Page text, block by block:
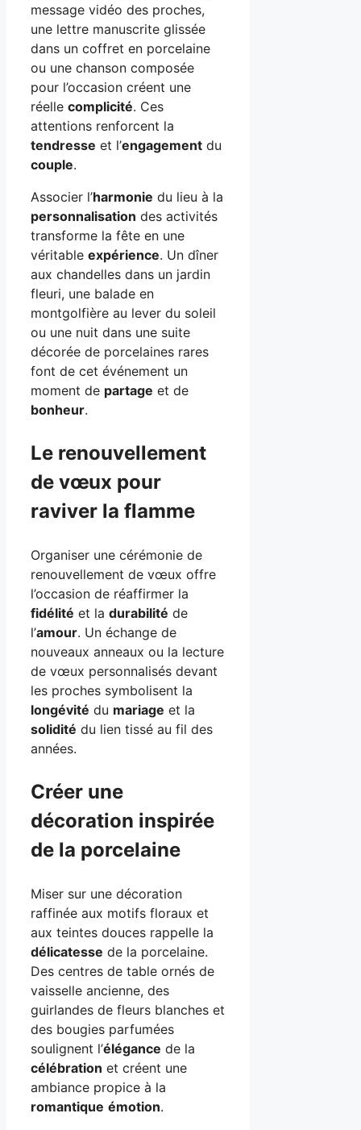
message vidéo des proches,
une lettre manuscrite glissée
dans un coffret en porcelaine
ou une chanson composée
pour l’occasion créent une
réelle complicité. Ces
attentions renforcent la
tendresse et l’engagement du
couple.
Associer l’harmonie du lieu à la
personnalisation des activités
transforme la fête en une
véritable expérience. Un dîner
aux chandelles dans un jardin
fleuri, une balade en
montgolfière au lever du soleil
ou une nuit dans une suite
décorée de porcelaines rares
font de cet événement un
moment de partage et de
bonheur.
Le renouvellement
de vœux pour
raviver la flamme
Organiser une cérémonie de
renouvellement de vœux offre
l’occasion de réaffirmer la
fidélité et la durabilité de
l’amour. Un échange de
nouveaux anneaux ou la lecture
de vœux personnalisés devant
les proches symbolisent la
longévité du mariage et la
solidité du lien tissé au fil des
années.
Créer une
décoration inspirée
de la porcelaine
Miser sur une décoration
raffinée aux motifs floraux et
aux teintes douces rappelle la
délicatesse de la porcelaine.
Des centres de table ornés de
vaisselle ancienne, des
guirlandes de fleurs blanches et
des bougies parfumées
soulignent l’élégance de la
célébration et créent une
ambiance propice à la
romantique émotion.